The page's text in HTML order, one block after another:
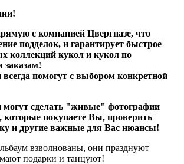
с компанией Цвергназе, что
подделок, и гарантирует быстрое
коллекций кукол и кукол по
заказам!
помогут с выбором конкретной
сделать "живые" фотографии
которые покупаете Вы, проверить
и другие важные для Вас нюансы!
взволнованы, они празднуют
подарки и танцуют!